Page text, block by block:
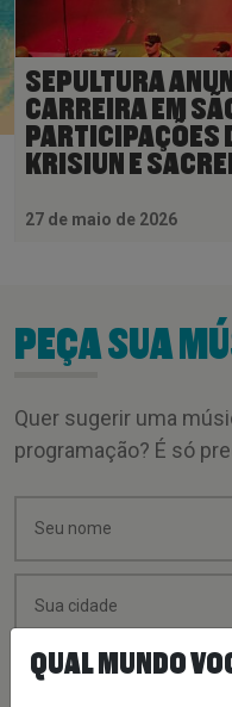
SEPULTURA
CARREIRA EM
PARTICIPAÇÕES
KRISIUN E
27 de maio de 2026
PEÇA SUA
Quer sugerir uma
programação? É só
QUAL MUNDO